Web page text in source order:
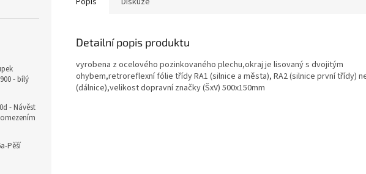
- bílý
- Návěst
Pěší
Detailní popis produktu
vyrobena z ocelového pozinkovaného plechu,okraj je lisovaný s dvojitým
ohybem,retroreflexní fólie třídy RA1 (silnice a města), RA2 (silnice první třídy)
(dálnice),velikost dopravní značky (ŠxV) 500x150mm